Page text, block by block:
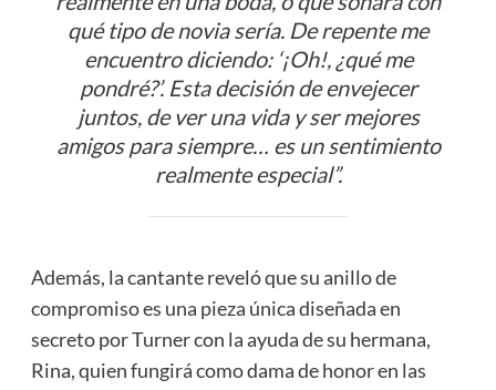
qué tipo de novia sería. De repente me
encuentro diciendo: ‘¡Oh!, ¿qué me
pondré?’. Esta decisión de envejecer
juntos, de ver una vida y ser mejores
amigos para siempre… es un sentimiento
realmente especial”.
Además, la cantante reveló que su anillo de
compromiso es una pieza única diseñada en
secreto por Turner con la ayuda de su hermana,
Rina, quien fungirá como dama de honor en las